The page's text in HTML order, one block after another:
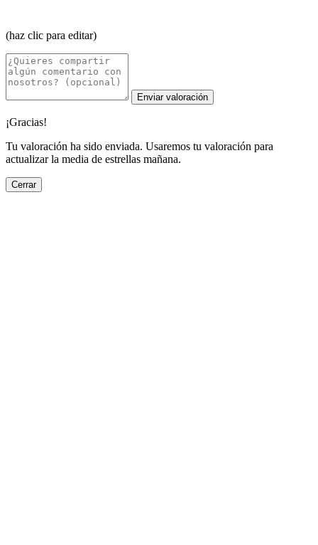
(haz clic para editar)
Enviar valoración
¡Gracias!
Tu valoración ha sido enviada. Usaremos tu valoración para
actualizar la media de estrellas mañana.
Cerrar